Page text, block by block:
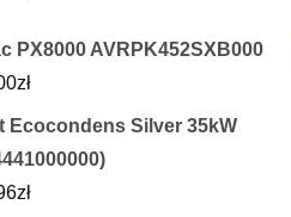
PX8000 AVRPK452SXB000
zł
Ecocondens Silver 35kW
zł